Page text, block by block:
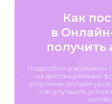
Как
в
получить
Подробно расскажем
на дистанционный
устроены онлайн-
как улучшить